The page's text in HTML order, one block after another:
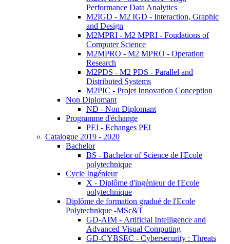
Performance Data Analytics
M2IGD - M2 IGD - Interaction, Graphic
and Design
M2MPRI - M2 MPRI - Foudations of
Computer Science
M2MPRO - M2 MPRO - Operation
Research
M2PDS - M2 PDS - Parallel and
Distributed Systems
M2PIC - Projet Innovation Conception
Non Diplomant
ND - Non Diplomant
Programme d'échange
PEI - Echanges PEI
Catalogue 2019 - 2020
Bachelor
BS - Bachelor of Science de l'Ecole
polytechnique
Cycle Ingénieur
X - Diplôme d'ingénieur de l'Ecole
polytechnique
Diplôme de formation gradué de l'Ecole
Polytechnique -MSc&T
GD-AIM - Artificial Intelligence and
Advanced Visual Computing
GD-CYBSEC - Cybersecurity : Threats